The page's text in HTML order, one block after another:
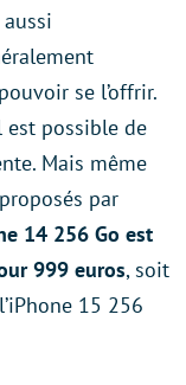
se l’offrir.
est possible de
Mais même
par
14 256 Go est
999 euros, soit
15 256